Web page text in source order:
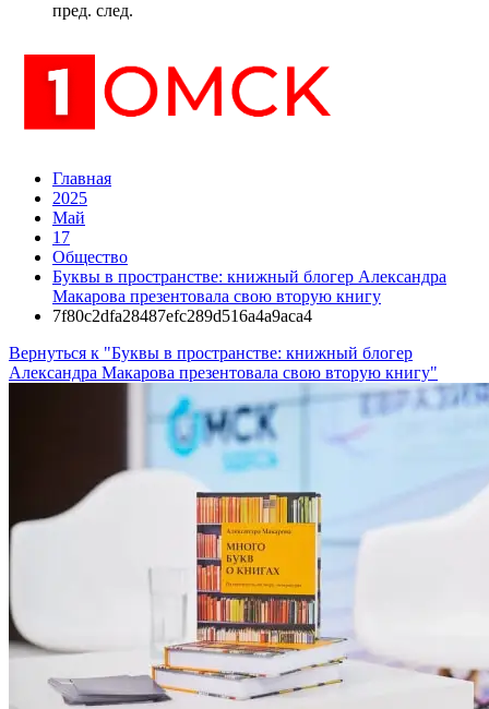
пред. след.
Главная
2025
Май
17
Общество
Буквы в пространстве: книжный блогер Александра
Макарова презентовала свою вторую книгу
7f80c2dfa28487efc289d516a4a9aca4
Вернуться к "Буквы в пространстве: книжный блогер
Александра Макарова презентовала свою вторую книгу"